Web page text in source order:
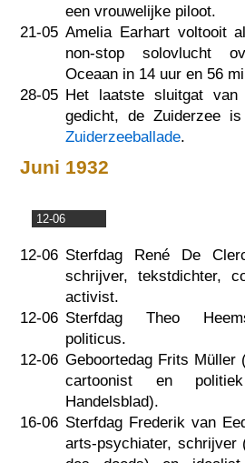
een vrouwelijke piloot.
21-05 Amelia Earhart voltooit
non-stop solovlucht
Oceaan in 14 uur en 56
28-05 Het laatste sluitgat van
gedicht, de Zuiderzee
Zuiderzeeballade.
Juni 1932
12-06
12-06 Sterfdag René De
schrijver, tekstdichter,
activist.
12-06 Sterfdag Theo
politicus.
12-06 Geboortedag Frits Müller
cartoonist en
Handelsblad).
16-06 Sterfdag Frederik van
arts-psychiater, schrijver